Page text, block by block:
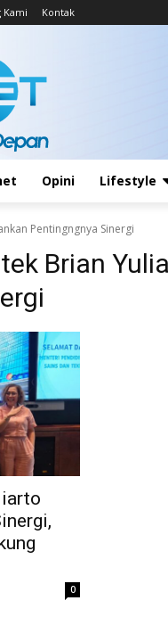
Kami Kontak
Opini Lifestyle
Pentingngnya Sinergi
Brian
0